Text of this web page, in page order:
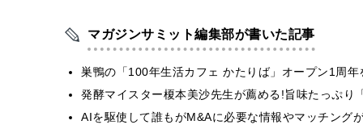
マガジンサミット編集部が書いた記事
巣鴨の「100年生活カフェ かたりば」オープン1周
発酵マイスター榎本美沙先生が薦める!旨味たっぷり
AIを駆使して誰もがM&Aに必要な情報やマッチング